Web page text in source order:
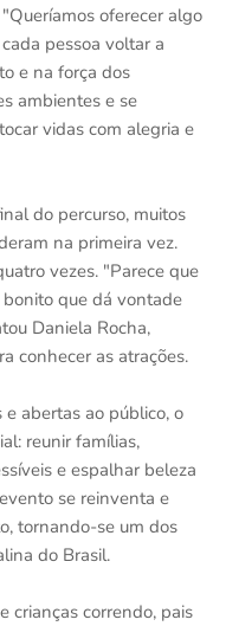
oferecer algo
pessoa voltar a
e na força dos
ambientes e se
vidas com alegria e
do percurso, muitos
na primeira vez.
vezes. "Parece que
que dá vontade
Daniela Rocha,
conhecer as atrações.
abertas ao público, o
reunir famílias,
e espalhar beleza
se reinventa e
tornando-se um dos
do Brasil.
crianças correndo, pais